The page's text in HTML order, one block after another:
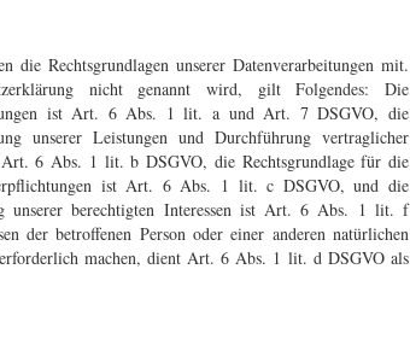
Rechtsgrundlagen unserer Datenverarbeitungen mit.
nicht genannt wird, gilt Folgendes: Die
ist Art. 6 Abs. 1 lit. a und Art. 7 DSGVO, die
unserer Leistungen und Durchführung vertraglicher
6 Abs. 1 lit. b DSGVO, die Rechtsgrundlage für die
ist Art. 6 Abs. 1 lit. c DSGVO, und die
unserer berechtigten Interessen ist Art. 6 Abs. 1 lit. f
der betroffenen Person oder einer anderen natürlichen
erforderlich machen, dient Art. 6 Abs. 1 lit. d DSGVO als